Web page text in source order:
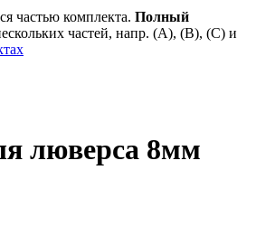
частью комплекта. Полный
частей, напр. (А), (B), (С) и
люверса 8мм